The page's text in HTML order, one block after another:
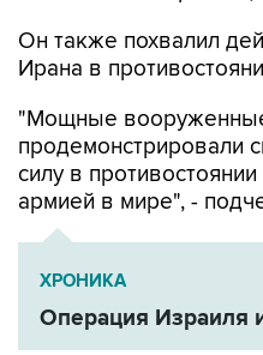
Он также похвалил
Ирана в
"Мощные
продемонстрировали
силу в
армией в мире", -
ХРОНИКА
Операция Израиля